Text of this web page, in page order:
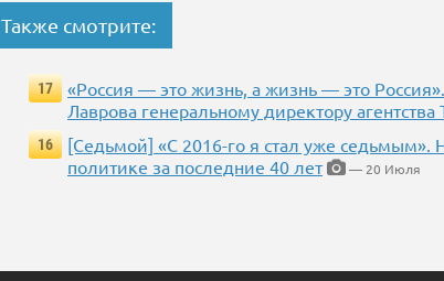
Также смотрите:
17
«Россия — это жизнь, а жизнь — это
Лаврова генеральному директору
16
[Седьмой] «С 2016-го я стал уже
политике за последние 40 лет
— 20 Июля